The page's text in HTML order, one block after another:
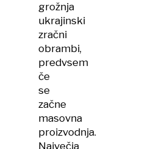
grožnja
ukrajinski
zračni
obrambi,
predvsem
če
se
začne
masovna
proizvodnja.
Največja